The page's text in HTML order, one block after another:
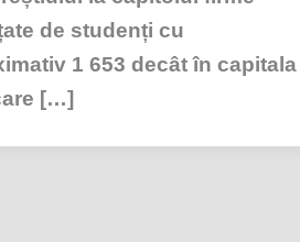
de studenți cu
1 653 decât în capitala
[…]